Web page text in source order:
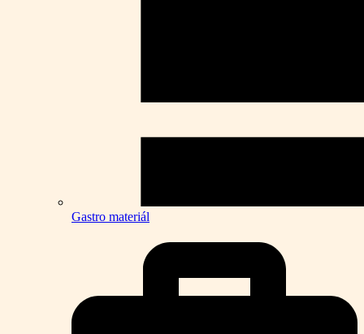
Gastro materiál